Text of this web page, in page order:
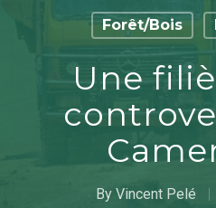
Forêt/Bois
Une
By Vincent Pelé